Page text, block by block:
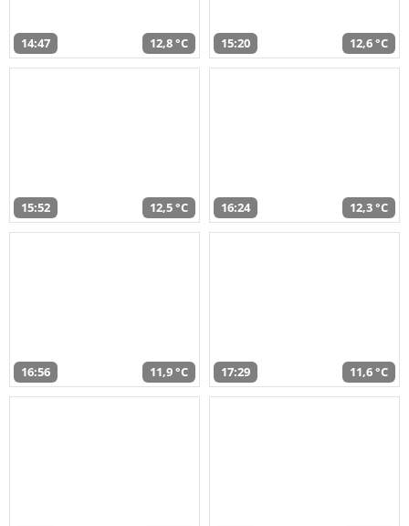
14:47 12,8 °C 15:20 12,6 °C
15:52 12,5 °C 16:24 12,3 °C
16:56 11,9 °C 17:29 11,6 °C